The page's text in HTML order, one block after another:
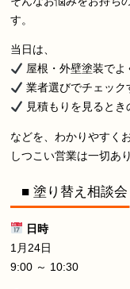
す。
当日は、
屋根・外壁塗装でよ
業者選びでチェック
見積もりを見るとき
などを、わかりやすく
しつこい営業は一切あ
■ 塗り替え相談会
日時
1月24日
9:00 ～ 10:30